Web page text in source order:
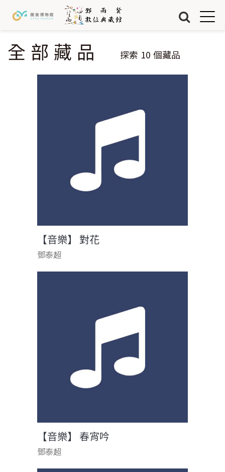
關於我們
Jump to Navigation
Jump to Main content
您在這裡
全部藏品 探索 10 個藏品
【音樂】 對花
鄧泰超
【音樂】 春宵吟
鄧泰超